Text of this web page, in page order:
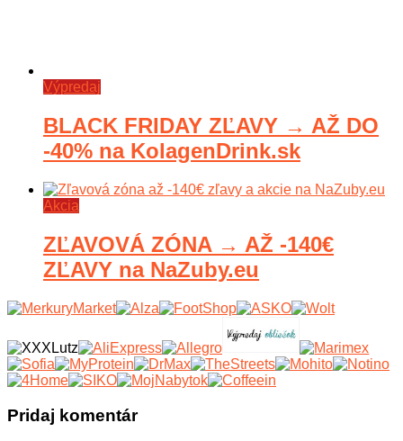
Výpredaj
BLACK FRIDAY ZĽAVY → AŽ DO
-40% na KolagenDrink.sk
Akcia
ZĽAVOVÁ ZÓNA → AŽ -140€
ZĽAVY na NaZuby.eu
Pridaj komentár